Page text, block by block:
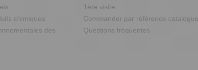
chimiques
des
1ère visite
Commander par référence catalogue
Questions fréquentes